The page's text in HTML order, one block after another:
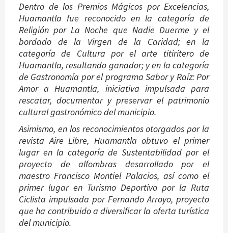
Dentro de los Premios Mágicos por Excelencias,
Huamantla fue reconocido en la categoría de
Religión por La Noche que Nadie Duerme y el
bordado de la Virgen de la Caridad; en la
categoría de Cultura por el arte titiritero de
Huamantla, resultando ganador; y en la categoría
de Gastronomía por el programa Sabor y Raíz: Por
Amor a Huamantla, iniciativa impulsada para
rescatar, documentar y preservar el patrimonio
cultural gastronómico del municipio.
Asimismo, en los reconocimientos otorgados por la
revista Aire Libre, Huamantla obtuvo el primer
lugar en la categoría de Sustentabilidad por el
proyecto de alfombras desarrollado por el
maestro Francisco Montiel Palacios, así como el
primer lugar en Turismo Deportivo por la Ruta
Ciclista impulsada por Fernando Arroyo, proyecto
que ha contribuido a diversificar la oferta turística
del municipio.